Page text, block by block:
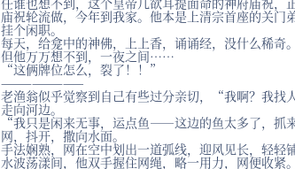
庙祝轮流做，今年到我家。他本是上清宗首座的关
挂个闲职。
每天，给龛中的神佛，上上香，诵诵经，没什么稀奇。
但他万万想不到，一夜之间……
“这俩牌位怎么，裂了！！”
————————
老渔翁似乎觉察到自己有些过分亲切，“我啊？我
走向河边。
“我只是闲来无事，运点鱼——这边的鱼太多了，抓
网，抖开，撒向水面。
手法娴熟，网在空中划出一道弧线，迎风见长，轻轻
水波荡漾间，他双手握住网绳，略一用力，网便收紧